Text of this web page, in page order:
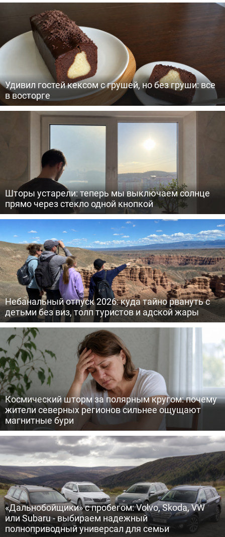
Удивил гостей кексом с грушей, но без груши: все
в восторге
Шторы устарели: теперь мы выключаем солнце
прямо через стекло одной кнопкой
Небанальный отпуск 2026: куда тайно рвануть с
детьми без виз, толп туристов и адской жары
Космический шторм за полярным кругом: почему
жители северных регионов сильнее ощущают
магнитные бури
«Дальнобойщики» с пробегом: Volvo, Skoda, VW
или Subaru - выбираем надежный
полноприводный универсал для семьи